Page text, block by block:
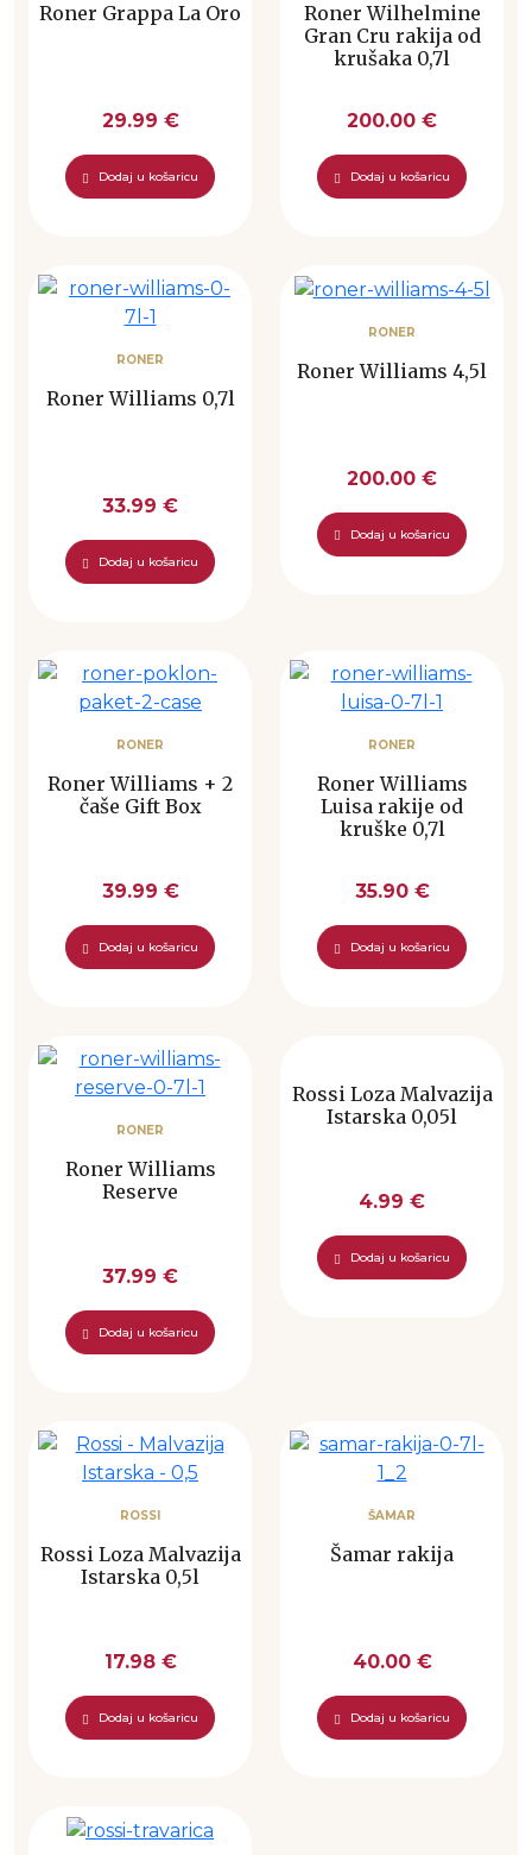
Roner Grappa La Oro
29.99 €
Dodaj u košaricu
Roner Wilhelmine
Gran Cru rakija od
krušaka 0,7l
200.00 €
Dodaj u košaricu
RONER
Roner Williams 0,7l
33.99 €
Dodaj u košaricu
RONER
Roner Williams 4,5l
200.00 €
Dodaj u košaricu
RONER
Roner Williams + 2
čaše Gift Box
39.99 €
Dodaj u košaricu
RONER
Roner Williams
Luisa rakije od
kruške 0,7l
35.90 €
Dodaj u košaricu
RONER
Roner Williams
Reserve
37.99 €
Dodaj u košaricu
Rossi Loza Malvazija
Istarska 0,05l
4.99 €
Dodaj u košaricu
ROSSI
Rossi Loza Malvazija
Istarska 0,5l
17.98 €
Dodaj u košaricu
ŠAMAR
Šamar rakija
40.00 €
Dodaj u košaricu